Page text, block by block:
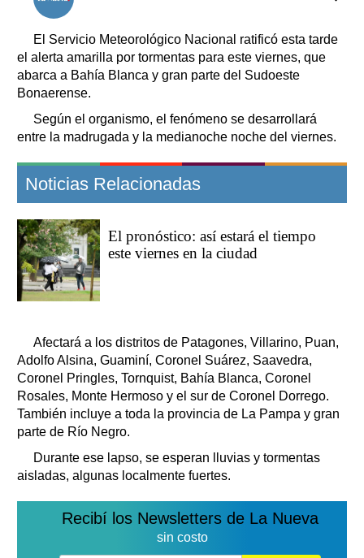
Clasificados
Suplementos
Servicios
Farmacias
Loterías
Datos Útiles
Fúnebres
Edictos
El Servicio Meteorológico Nacional ratificó esta tarde
el alerta amarilla por tormentas para este viernes, que
abarca a Bahía Blanca y gran parte del Sudoeste
Bonaerense.
Según el organismo, el fenómeno se desarrollará
entre la madrugada y la medianoche noche del viernes.
Noticias Relacionadas
El pronóstico: así estará el tiempo
este viernes en la ciudad
Afectará a los distritos de Patagones, Villarino, Puan,
Adolfo Alsina, Guaminí, Coronel Suárez, Saavedra,
Coronel Pringles, Tornquist, Bahía Blanca, Coronel
Rosales, Monte Hermoso y el sur de Coronel Dorrego.
También incluye a toda la provincia de La Pampa y gran
parte de Río Negro.
Durante ese lapso, se esperan lluvias y tormentas
aisladas, algunas localmente fuertes.
Recibí los Newsletters de La Nueva
sin costo